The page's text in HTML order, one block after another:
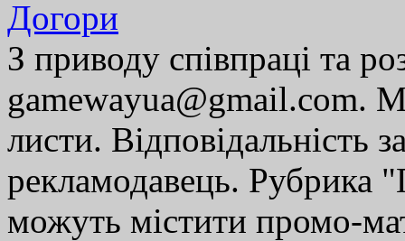
Догори
З приводу співпраці та
gamewayua@gmail.com.
листи. Відповідальність
рекламодавець. Рубрика
можуть містити промо-